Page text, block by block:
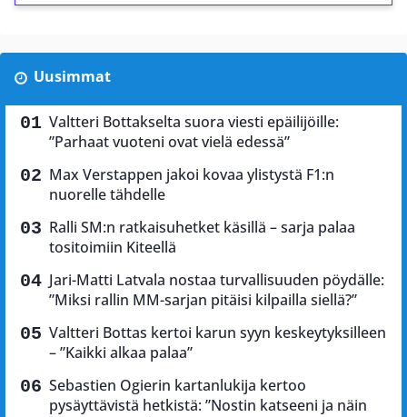
Uusimmat
Valtteri Bottakselta suora viesti epäilijöille:
”Parhaat vuoteni ovat vielä edessä”
Max Verstappen jakoi kovaa ylistystä F1:n
nuorelle tähdelle
Ralli SM:n ratkaisuhetket käsillä – sarja palaa
tositoimiin Kiteellä
Jari-Matti Latvala nostaa turvallisuuden pöydälle:
”Miksi rallin MM-sarjan pitäisi kilpailla siellä?”
Valtteri Bottas kertoi karun syyn keskeytyksilleen
– ”Kaikki alkaa palaa”
Sebastien Ogierin kartanlukija kertoo
pysäyttävistä hetkistä: ”Nostin katseeni ja näin